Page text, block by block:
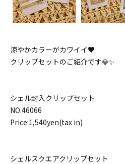
涼やかカラーがカワイイ♥️
クリップセットのご紹介です💎✨
シェル封入クリップセット
NO.46066
Price:1,540yen(tax in)
シェルスクエアクリップセット